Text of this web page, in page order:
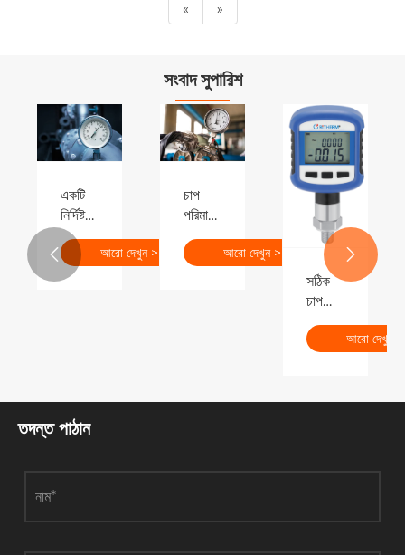
« »
সংবাদ সুপারিশ
একটি
নির্দিষ্ট
অ্যাপ্লিকেশন
দৃশ্যের
জন্য
নির্বাচন
করবেন?
আরো দেখুন >>
চাপ
পরিমাপক
অ্যাপ্লিকেশন
আরো দেখুন >>
সঠিক
চাপ
জন্য
গেজ
আরো দেখুন
 
তদন্ত পাঠান